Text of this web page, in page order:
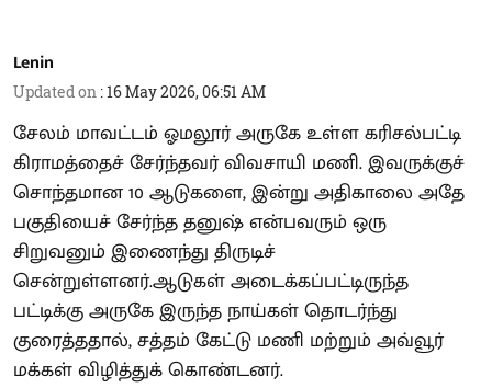
Lenin
Updated on :16 May 2026, 06:51 AM
சேலம் மாவட்டம் ஓமலூர் அருகே உள்ள கரிசல்பட்டி
கிராமத்தைச் சேர்ந்தவர் விவசாயி மணி. இவருக்குச்
சொந்தமான 10 ஆடுகளை, இன்று அதிகாலை அதே
பகுதியைச் சேர்ந்த தனுஷ் என்பவரும் ஒரு
சிறுவனும் இணைந்து திருடிச்
சென்றுள்ளனர்.ஆடுகள் அடைக்கப்பட்டிருந்த
பட்டிக்கு அருகே இருந்த நாய்கள் தொடர்ந்து
குரைத்ததால், சத்தம் கேட்டு மணி மற்றும் அவ்வூர்
மக்கள் விழித்துக் கொண்டனர்.